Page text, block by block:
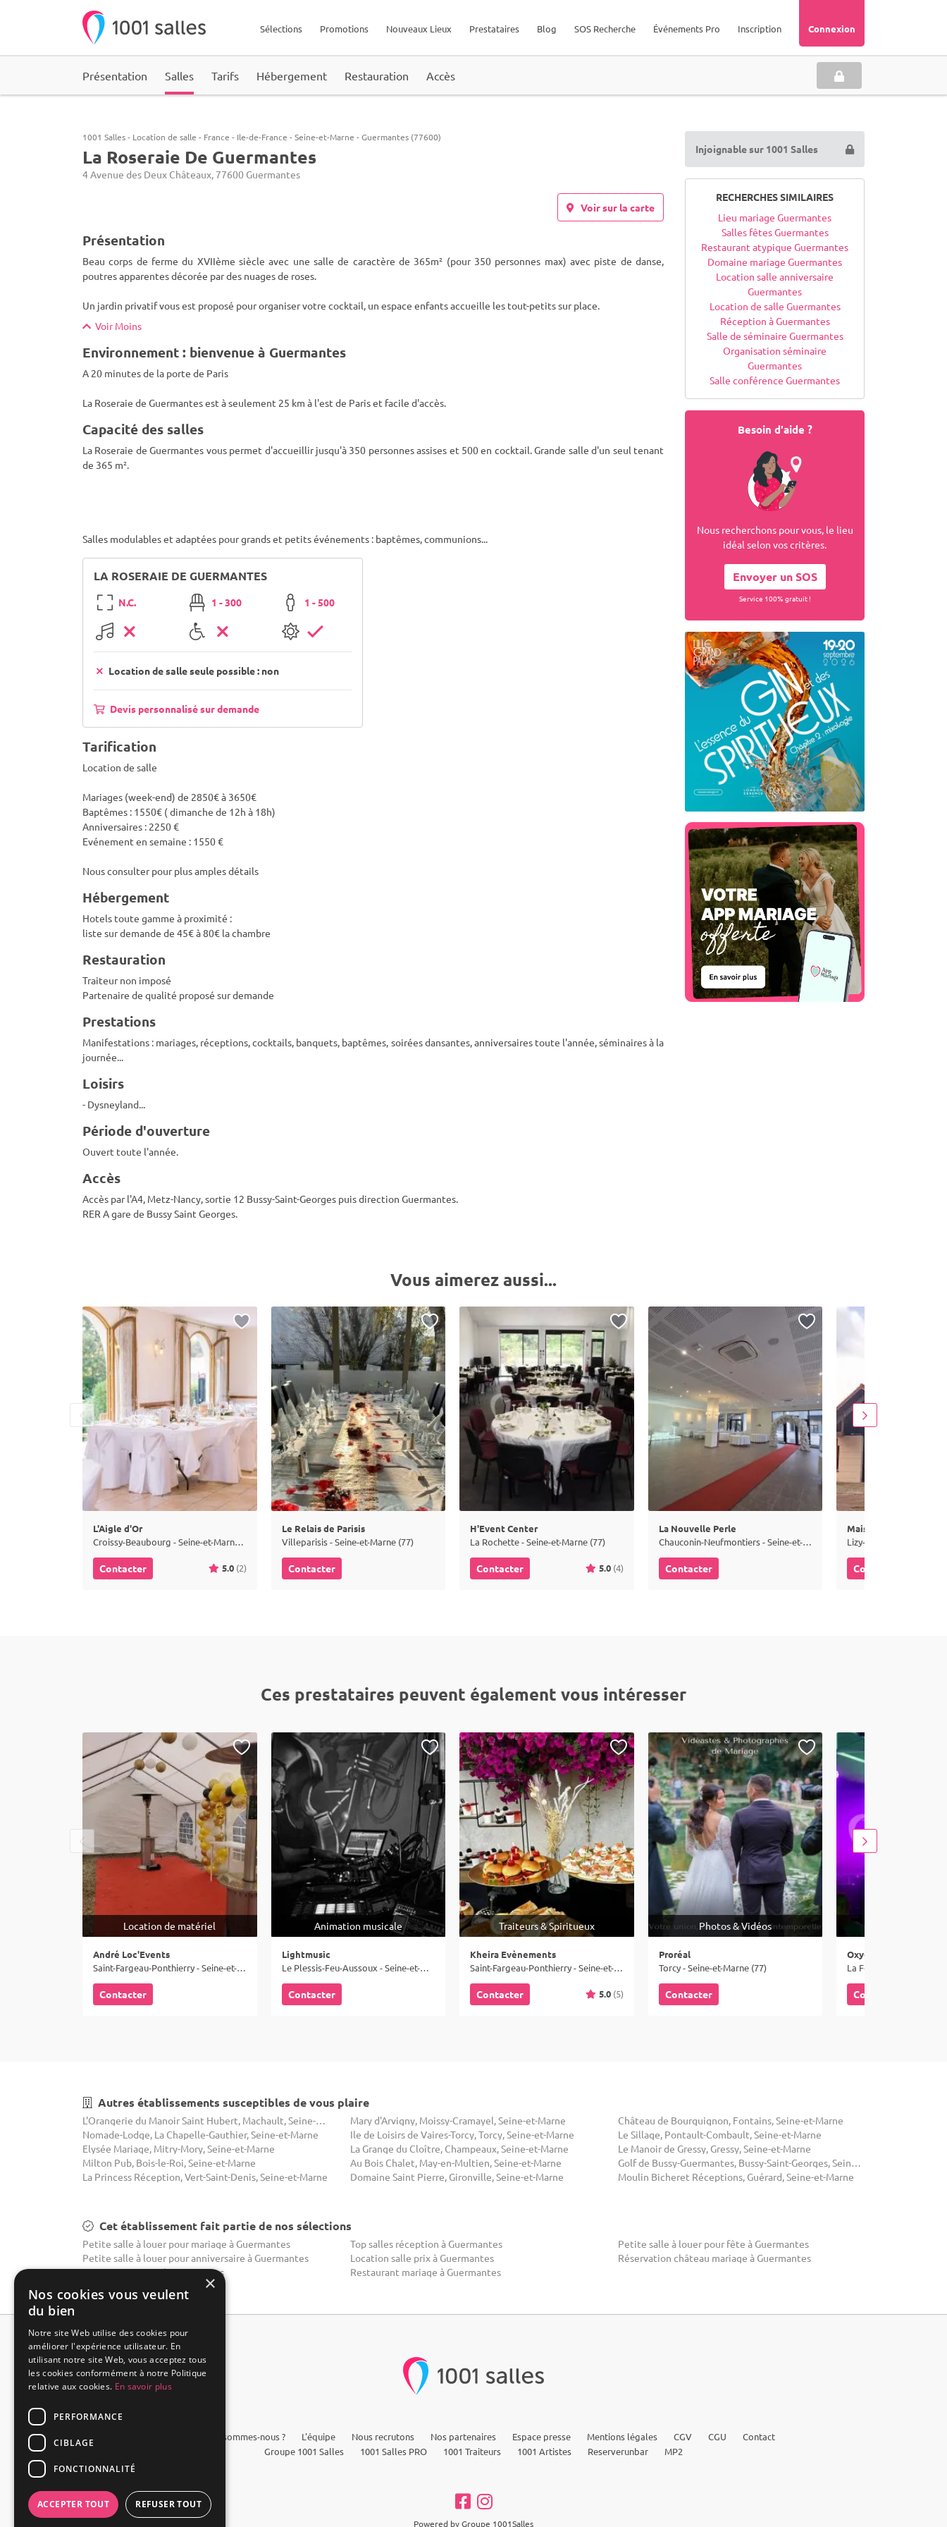
Connexion
Inscription
Événements Pro
SOS Recherche
Blog
Prestataires
Nouveaux Lieux
Promotions
Sélections
Présentation Salles Tarifs Hébergement Restauration Accès
1001 Salles- Location de salle - France - Ile-de-France -Seine-et-Marne -Guermantes (77600)
La Roseraie De Guermantes
4 Avenue des Deux Châteaux, 77600 Guermantes
Voir sur la carte
Présentation
Beau corps de ferme du XVIIème siècle avec une salle de caractère de 365m² (pour 350 personnes max) avec piste de danse,
poutres apparentes décorée par des nuages de roses.
Un jardin privatif vous est proposé pour organiser votre cocktail, un espace enfants accueille les tout-petits sur place.
Voir Moins
Environnement : bienvenue à Guermantes
A 20 minutes de la porte de Paris
La Roseraie de Guermantes est à seulement 25 km à l'est de Paris et facile d'accès.
Capacité des salles
La Roseraie de Guermantes vous permet d'accueillir jusqu'à 350 personnes assises et 500 en cocktail. Grande salle d'un seul tenant
de 365 m².
Salles modulables et adaptées pour grands et petits événements : baptêmes, communions...
LA ROSERAIE DE GUERMANTES
N.C. 1 - 300 1 - 500
Location de salle seule possible : non
Devis personnalisé sur demande
Tarification
Location de salle
Mariages (week-end) de 2850€ à 3650€
Baptêmes : 1550€ ( dimanche de 12h à 18h)
Anniversaires : 2250 €
Evénement en semaine : 1550 €
Nous consulter pour plus amples détails
Hébergement
Hotels toute gamme à proximité :
liste sur demande de 45€ à 80€ la chambre
Restauration
Traiteur non imposé
Partenaire de qualité proposé sur demande
Prestations
Manifestations : mariages, réceptions, cocktails, banquets, baptêmes, soirées dansantes, anniversaires toute l'année, séminaires à la
journée...
Loisirs
- Dysneyland...
Période d'ouverture
Ouvert toute l'année.
Accès
Accès par l'A4, Metz-Nancy, sortie 12 Bussy-Saint-Georges puis direction Guermantes.
RER A gare de Bussy Saint Georges.
Injoignable sur 1001 Salles
RECHERCHES SIMILAIRES
Lieu mariage Guermantes
Salles fêtes Guermantes
Restaurant atypique Guermantes
Domaine mariage Guermantes
Location salle anniversaire
Guermantes
Location de salle Guermantes
Réception à Guermantes
Salle de séminaire Guermantes
Organisation séminaire
Guermantes
Salle conférence Guermantes
Besoin d'aide ?
Nous recherchons pour vous, le lieu
idéal selon vos critères.
Envoyer un SOS
Service 100% gratuit !
Vous aimerez aussi...
L'Aigle d'Or
Croissy-Beaubourg - Seine-et-Marne (77)
Contacter 5.0 (2)
Le Relais de Parisis
Villeparisis - Seine-et-Marne (77)
Contacter
H'Event Center
La Rochette - Seine-et-Marne (77)
Contacter 5.0 (4)
La Nouvelle Perle
Chauconin-Neufmontiers - Seine-et-Marne (77)
Contacter
Maison Rouge
Lizy-sur-Ourcq - Seine-
Contacter
Ces prestataires peuvent également vous intéresser
Location de matériel
André Loc'Events
Saint-Fargeau-Ponthierry - Seine-et-Marne (77)
Contacter
Animation musicale
Lightmusic
Le Plessis-Feu-Aussoux - Seine-et-Marne (77)
Contacter
Traiteurs & Spiritueux
Kheira Evènements
Saint-Fargeau-Ponthierry - Seine-et-Marne (77)
Contacter 5.0 (5)
Photos & Vidéos
Proréal
Torcy - Seine-et-Marne (77)
Contacter
Oxygene Music
Contacter
Autres établissements susceptibles de vous plaire
L'Orangerie du Manoir Saint Hubert, Machault, Seine-et-Marne Mary d'Arvigny, Moissy-Cramayel, Seine-et-Marne
Château de Bourguignon, Fontains, Seine-et-Marne
Nomade-Lodge, La Chapelle-Gauthier, Seine-et-Marne
Ile de Loisirs de Vaires-Torcy, Torcy, Seine-et-Marne
Le Sillage, Pontault-Combault, Seine-et-Marne
Elysée Mariage, Mitry-Mory, Seine-et-Marne
La Grange du Cloître, Champeaux, Seine-et-Marne
Le Manoir de Gressy, Gressy, Seine-et-Marne
Milton Pub, Bois-le-Roi, Seine-et-Marne
Au Bois Chalet, May-en-Multien, Seine-et-Marne
Golf de Bussy-Guermantes, Bussy-Saint-Georges, Seine-et-Marne
La Princess Réception, Vert-Saint-Denis, Seine-et-Marne
Domaine Saint Pierre, Gironville, Seine-et-Marne Moulin Bicheret Réceptions, Guérard, Seine-et-Marne
Cet établissement fait partie de nos sélections
Petite salle à louer pour mariage à Guermantes Top salles réception à Guermantes
Petite salle à louer pour fête à Guermantes
Petite salle à louer pour anniversaire à Guermantes
Location salle prix à Guermantes
Réservation château mariage à Guermantes
Domaine mariage à Guermantes
Restaurant mariage à Guermantes
Qui sommes-nous ? L'équipe Nous recrutons Nos partenaires Espace presse Mentions légales CGV CGU
Contact
Groupe 1001 Salles
1001 Salles PRO 1001 Traiteurs 1001 Artistes Reserverunbar MP2
Powered by Groupe 1001Salles
×
Nos cookies vous veulent
du bien
Notre site Web utilise des cookies pour
améliorer l'expérience utilisateur. En
utilisant notre site Web, vous acceptez tous
les cookies conformément à notre Politique
relative aux cookies. En savoir plus
PERFORMANCE
CIBLAGE
FONCTIONNALITÉ
ACCEPTER TOUT REFUSER TOUT